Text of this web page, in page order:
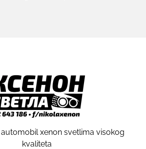
xenon svetlima visokog
kvaliteta